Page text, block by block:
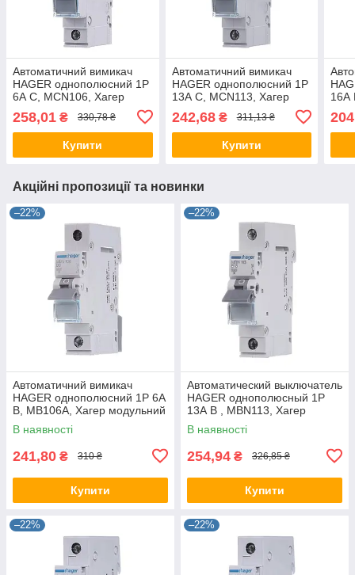
Автоматичний вимикач
HAGER однополюсний 1P
6А C, MCN106, Хагер
щитів і боксів
258,01 ₴ 330,78 ₴
Купити
Автоматичний вимикач
HAGER однополюсний 1P
13А C, MCN113, Хагер
модульний автомат для
щитів і боксів
242,68₴ 311,13 ₴
Купити
16А
Акційні пропозиції та новинки
–22%
Автоматичний вимикач
HAGER однополюсний 1P 6А
B, MB106A, Хагер модульний
автомат для щитів і боксів
В наявності
241,80 ₴ 310 ₴
Купити
–22%
Автоматический выключатель
HAGER однополюсный 1P
13А B , MBN113, Хагер
модульный автомат для
щитов и боксов
В наявності
254,94 ₴ 326,85 ₴
Купити
–22% –22%